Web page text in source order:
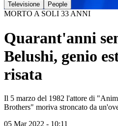
Televisione People
MORTO A SOLI 33 ANNI
Quarant'anni
Belushi, genio
risata
Il 5 marzo del 1982 l'attore di
Brothers" moriva stroncato da
05 Mar 2022 - 10:11